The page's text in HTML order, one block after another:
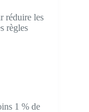
réduire les
règles
1 % de